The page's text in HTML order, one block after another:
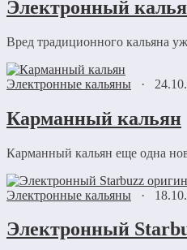
Электронный
Вред традиционного кальяна
Электронные кальяны ·
Карманный кальян
Карманный кальян еще одна
Электронные кальяны ·
Электронный